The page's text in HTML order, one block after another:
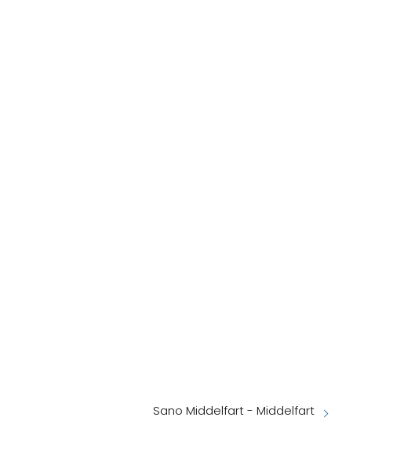
Sano Middelfart - Middelfart